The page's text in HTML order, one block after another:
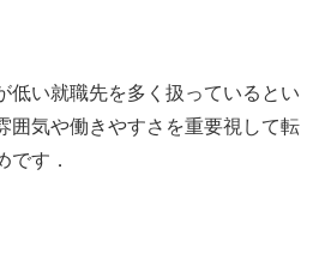
低い就職先を多く扱っているとい
囲気や働きやすさを重要視して転
です．